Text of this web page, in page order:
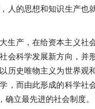
人的思想和知识生产也
生产，在给资本主义社
科学发展新方向，并
历史唯物主义为世界观
，而由此形成的科学社
立最先进的社会制度。